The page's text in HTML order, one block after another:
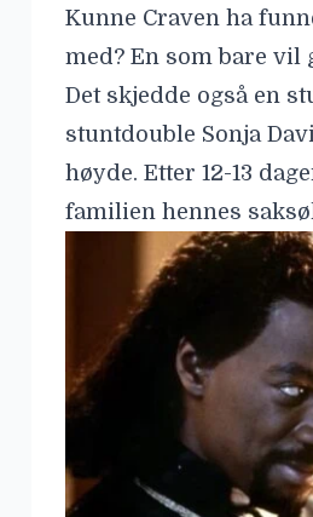
Har funnet sin plass
Filmen har imidlertid
skrekk- og
funnet sitt publikum,